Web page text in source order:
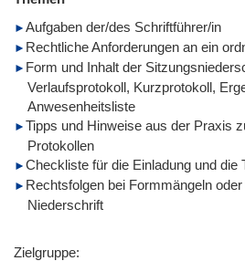
Aufgaben der/des Schriftführer/in
Rechtliche Anforderungen an ein
Form und Inhalt der
Verlaufsprotokoll, Kurzprotokoll,
Anwesenheitsliste
Tipps und Hinweise aus der Praxis
Protokollen
Checkliste für die Einladung und die
Rechtsfolgen bei Formmängeln
Niederschrift
Zielgruppe: